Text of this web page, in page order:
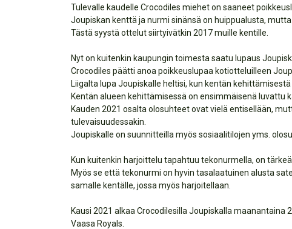
Tulevalle kaudelle Crocodiles miehet on saaneet
Joupiskan kenttä ja nurmi sinänsä on huippualusta,
Tästä syystä ottelut siirtyivätkin 2017 muille kentille.
Nyt on kuitenkin kaupungin toimesta saatu lupaus
Crocodiles päätti anoa poikkeuslupaa kotiotteluilleen
Liigalta lupa Joupiskalle heltisi, kun kentän
Kentän alueen kehittämisessä on ensimmäisenä luvattu
Kauden 2021 osalta olosuhteet ovat vielä entisellään,
tulevaisuudessakin.
Joupiskalle on suunnitteilla myös sosiaalitilojen yms.
Kun kuitenkin harjoittelu tapahtuu tekonurmella, on
Myös se että tekonurmi on hyvin tasalaatuinen alusta
samalle kentälle, jossa myös harjoitellaan.
Kausi 2021 alkaa Crocodilesilla Joupiskalla maanantaina
Vaasa Royals.